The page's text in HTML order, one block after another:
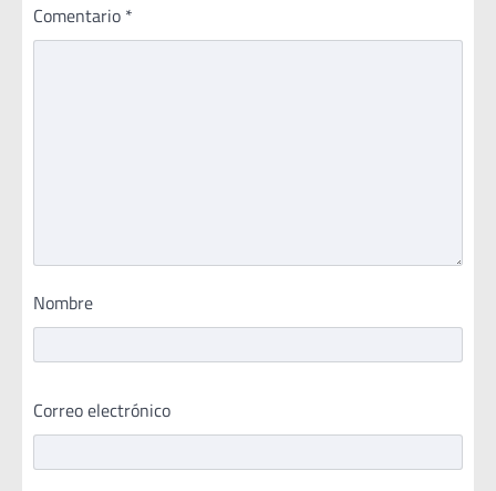
Comentario *
Nombre
Correo electrónico